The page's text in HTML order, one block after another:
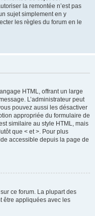
la remontée n’est pas
sujet simplement en y
les règles du forum en le
HTML, offrant un large
L’administrateur peut
pouvez aussi les désactiver
appropriée du formulaire de
similaire au style HTML, mais
que < et >. Pour plus
accessible depuis la page de
ce forum. La plupart des
être appliquées avec les